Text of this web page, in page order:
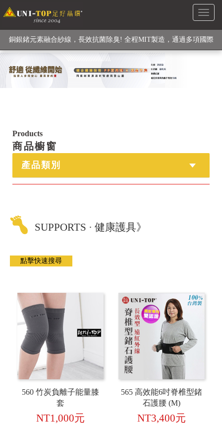
Toggle
級高性能纖維素材), 機能貼身衣物No. 1
銅銀鍺元素融合紗線，長效抗菌除臭! 全程MIT製造，通過多項國際
檢驗
【快來點我】H型銅銀纖維長效PP能量護膝! 支撐. 包覆感. 超透氣.
Products
商品櫥窗
產品類別
SUPPORTS · 健康護具》
560 竹炭負離子能量膝
套
NT1,000元
565 高效能6吋脊椎型鍺
石護腰 (M)
NT3,400元